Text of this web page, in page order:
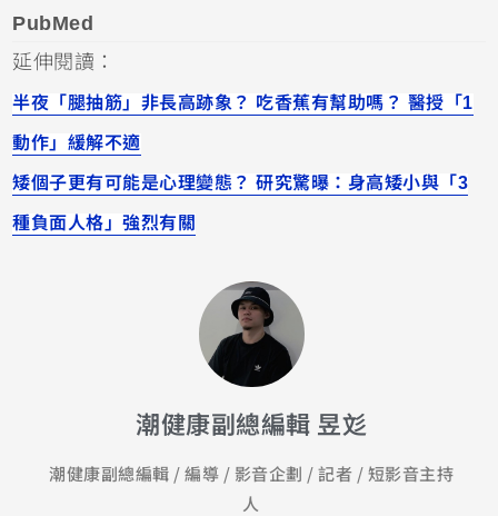
PubMed
延伸閱讀：
半夜「腿抽筋」非長高跡象？ 吃香蕉有幫助嗎？ 醫授「1
動作」緩解不適
矮個子更有可能是心理變態？ 研究驚曝：身高矮小與「3
種負面人格」強烈有關
潮健康副總編輯 昱彣
潮健康副總編輯 / 編導 / 影音企劃 / 記者 / 短影音主持
人